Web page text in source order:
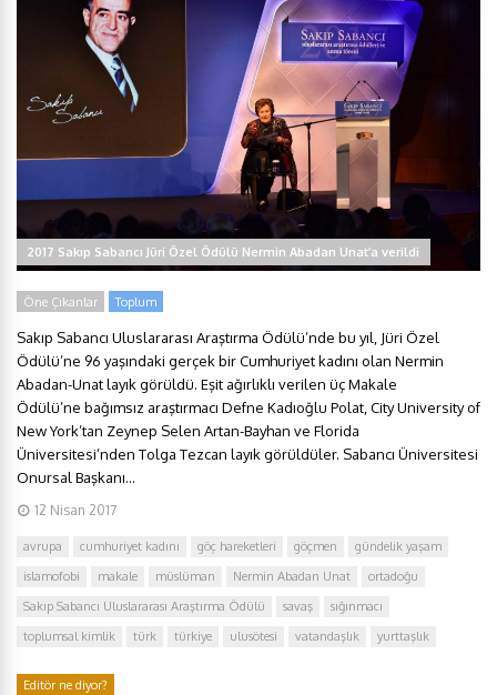
2017 Sakıp Sabancı Jüri Özel Ödülü Nermin Abadan Unat’a verildi
Öne Çıkanlar Toplum
Sakıp Sabancı Uluslararası Araştırma Ödülü’nde bu yıl, Jüri Özel
Ödülü’ne 96 yaşındaki gerçek bir Cumhuriyet kadını olan Nermin
Abadan-Unat layık görüldü. Eşit ağırlıklı verilen üç Makale
Ödülü’ne bağımsız araştırmacı Defne Kadıoğlu Polat, City University of
New York’tan Zeynep Selen Artan-Bayhan ve Florida
Üniversitesi’nden Tolga Tezcan layık görüldüler. Sabancı Üniversitesi
Onursal Başkanı...
12 Nisan 2017
avrupa cumhuriyet kadını göç hareketleri göçmen
gündelik yaşam
islamofobi
makale müslüman Nermin Abadan Unat
ortadoğu
Sakıp Sabancı Uluslararası Araştırma Ödülü
savaş
sığınmacı
toplumsal kimlik
türk türkiye ulusötesi vatandaşlık yurttaşlık
Editör ne diyor?